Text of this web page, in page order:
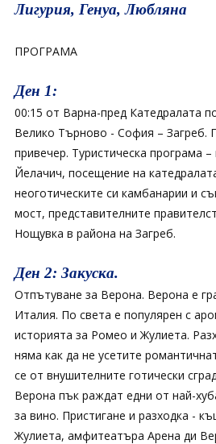
Лигурия, Генуа, Любляна
ПРОГРАМА
Ден 1:
00:15 от Варна-пред Катедралата
Велико Търново - София – Загреб.
привечер. Туристическа програма
Йелачич, посещение на
неоготическите си камбанарии и
мост, представителните
Нощувка в района на Загреб.
Ден 2: Закуска.
Отпътуване за Верона. Верона e
Италия. По света е популярен с
историята за Ромео и Жулиета.
няма как да не усетите
се от внушителните готически
Верона пък раждат едни от най-
за вино. Пристигане и разходка -
Жулиета, амфитеатъра Арена ди